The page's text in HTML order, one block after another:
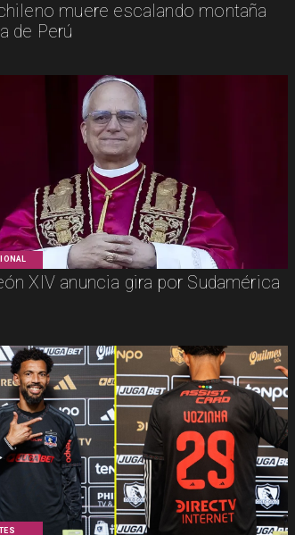
muere escalando montaña
de Perú
XIV anuncia gira por Sudamérica